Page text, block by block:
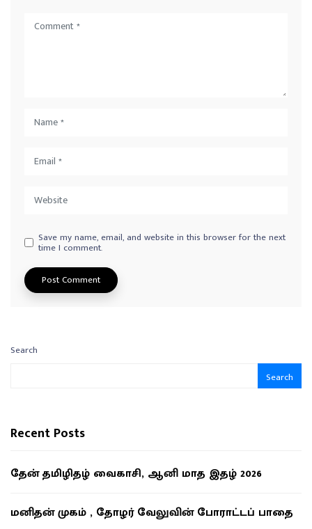
Save my name, email, and website in this browser for the next
time I comment.
Search
Search
Recent Posts
தேன் தமிழிதழ் வைகாசி, ஆனி மாத இதழ் 2026
மனிதன் முகம் , தோழர் வேலுவின் போராட்டப் பாதை